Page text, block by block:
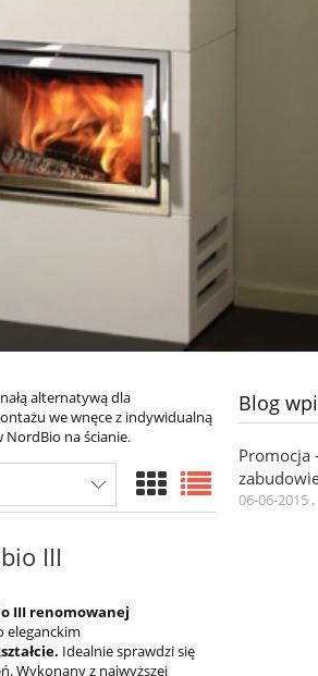
alternatywą dla
we wnęce z indywidualną
na ścianie.
III
III renomowanej
eleganckim
. Idealnie sprawdzi się
Wykonany z najwyższej
Blog
Promocja
06-06-2015